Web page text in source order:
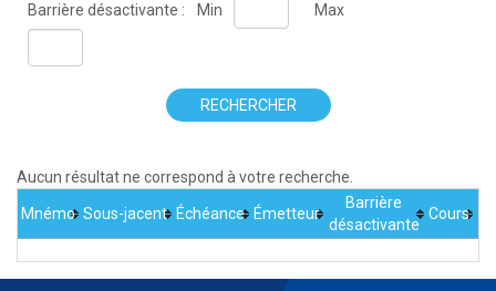
Barrière désactivante : Min Max
RECHERCHER
Aucun résultat ne correspond à votre recherche.
Mnémo Sous-jacent Échéance Émetteur
Barrière
désactivante
Cours